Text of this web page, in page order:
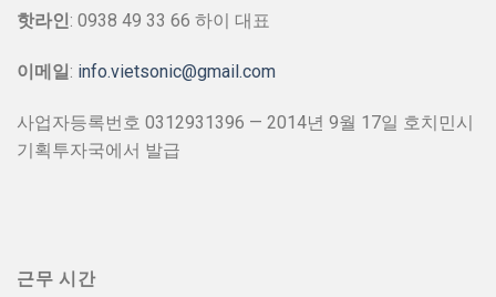
핫라인: 0938 49 33 66 하이 대표
이메일: info.vietsonic@gmail.com
사업자등록번호 0312931396 — 2014년 9월 17일 호치민시
기획투자국에서 발급
근무 시간